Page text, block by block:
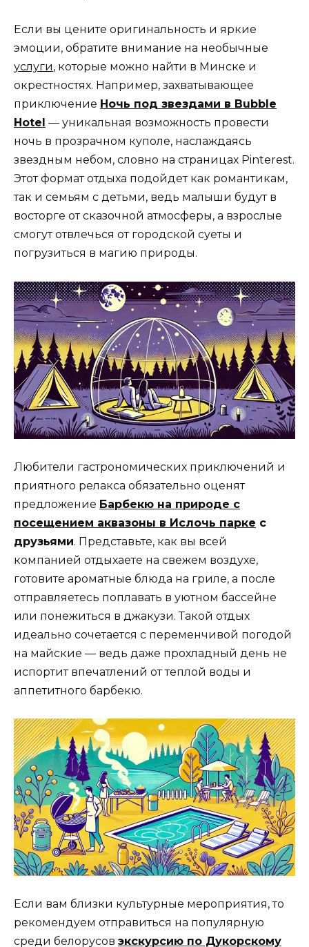
Если вы цените оригинальность и яркие
эмоции, обратите внимание на необычные
услуги, которые можно найти в Минске и
окрестностях. Например, захватывающее
приключение Ночь под звездами в Bubble
Hotel — уникальная возможность провести
ночь в прозрачном куполе, наслаждаясь
звездным небом, словно на страницах Pinterest.
Этот формат отдыха подойдет как романтикам,
так и семьям с детьми, ведь малыши будут в
восторге от сказочной атмосферы, а взрослые
смогут отвлечься от городской суеты и
погрузиться в магию природы.
Любители гастрономических приключений и
приятного релакса обязательно оценят
предложение Барбекю на природе с
посещением аквазоны в Ислочь парке с
друзьями. Представьте, как вы всей
компанией отдыхаете на свежем воздухе,
готовите ароматные блюда на гриле, а после
отправляетесь поплавать в уютном бассейне
или понежиться в джакузи. Такой отдых
идеально сочетается с переменчивой погодой
на майские — ведь даже прохладный день не
испортит впечатлений от теплой воды и
аппетитного барбекю.
Если вам близки культурные мероприятия, то
рекомендуем отправиться на популярную
среди белорусов экскурсию по Дукорскому